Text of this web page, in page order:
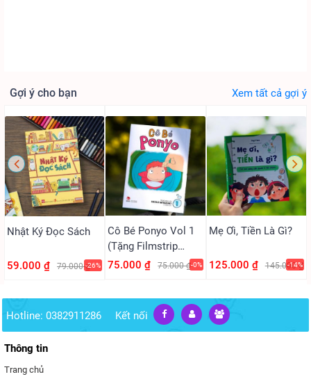
Gợi ý cho bạn Xem tất cả gợi ý
Nhật Ký Đọc Sách
59.000 ₫ 79.000 ₫-26%
Cô Bé Ponyo Vol 1
(Tặng Filmstrip
PVC)
75.000 ₫ 75.000 ₫-0%
Mẹ Ơi, Tiền Là Gì?
125.000 ₫ 145.000 ₫
-14%
Hotline: 0382911286 Kết nối
Thông tin
Trang chủ